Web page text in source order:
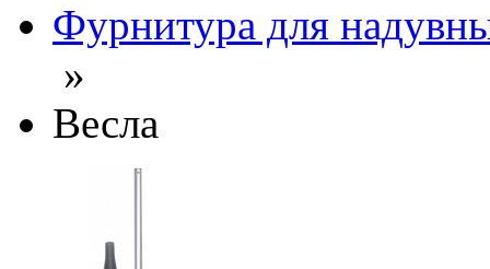
Фурнитура для
»
Весла